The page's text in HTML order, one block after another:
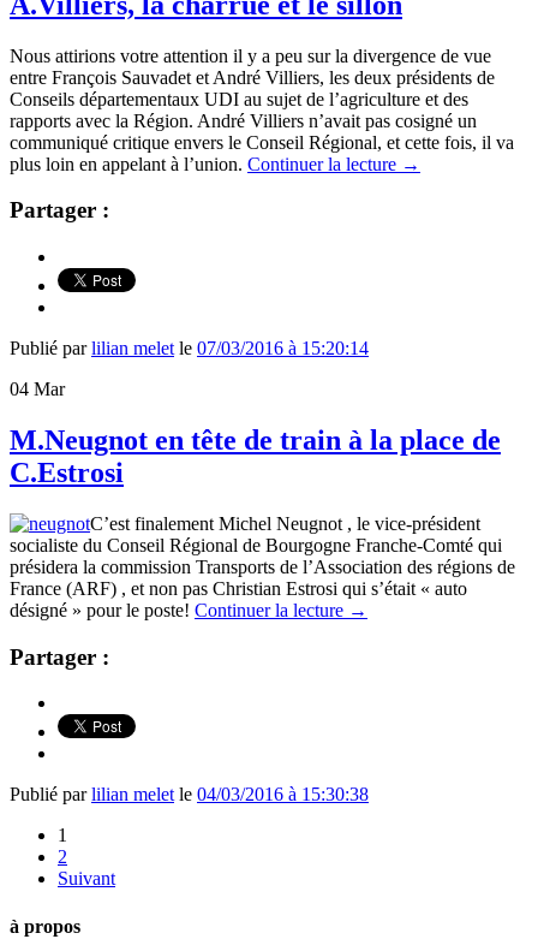
Nous attirions votre attention il y a peu sur la divergence de vue
entre François Sauvadet et André Villiers, les deux présidents de
Conseils départementaux UDI au sujet de l’agriculture et des
rapports avec la Région. André Villiers n’avait pas cosigné un
communiqué critique envers le Conseil Régional, et cette fois, il va
plus loin en appelant à l’union. Continuer la lecture →
Partager :
Publié parlilian melet le 07/03/2016 à 15:20:14
04 Mar
M.Neugnot en tête de train à la place de
C.Estrosi
C’est finalement Michel Neugnot , le vice-président
socialiste du Conseil Régional de Bourgogne Franche-Comté qui
présidera la commission Transports de l’Association des régions de
France (ARF) , et non pas Christian Estrosi qui s’était « auto
désigné » pour le poste! Continuer la lecture →
Partager :
Publié parlilian melet le 04/03/2016 à 15:30:38
1
2
Suivant
à propos